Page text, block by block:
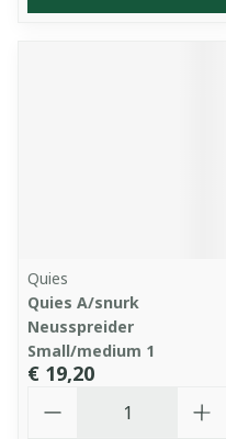
Quies
Quies A/snurk
Neusspreider
Small/medium 1
€ 19,20